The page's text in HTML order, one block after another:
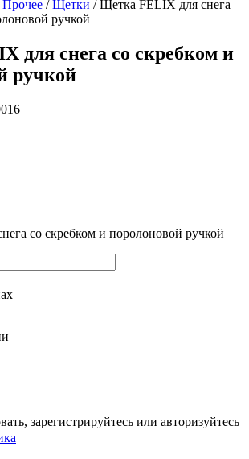
Прочее /Щетки /Щетка FELIX для снега
ручкой
для снега со скребком и
ручкой
со скребком и поролоновой ручкой
зарегистрируйтесь или авторизуйтесь